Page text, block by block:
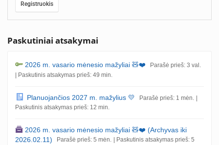
Registruokis
Paskutiniai atsakymai
2026 m. vasario mėnesio mažyliai 🧸❤️
Parašė prieš: 3 val.
| Paskutinis atsakymas prieš: 49 min.
Planuojančios 2027 m. mažylius 💛 Parašė prieš: 1 mėn.
Paskutinis atsakymas prieš: 12 min.
2026 m. vasario mėnesio mažyliai 🧸❤️ (Archyvas iki
2026.02.11) Parašė prieš: 5 mėn. | Paskutinis atsakymas prieš: 5